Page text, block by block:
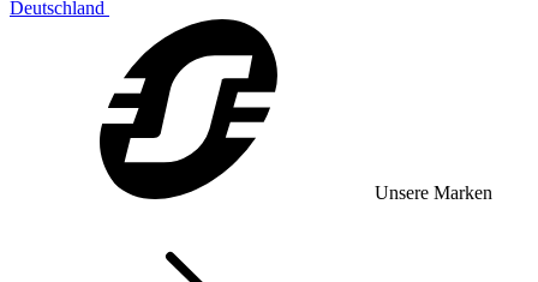
Deutschland
Unsere Marken